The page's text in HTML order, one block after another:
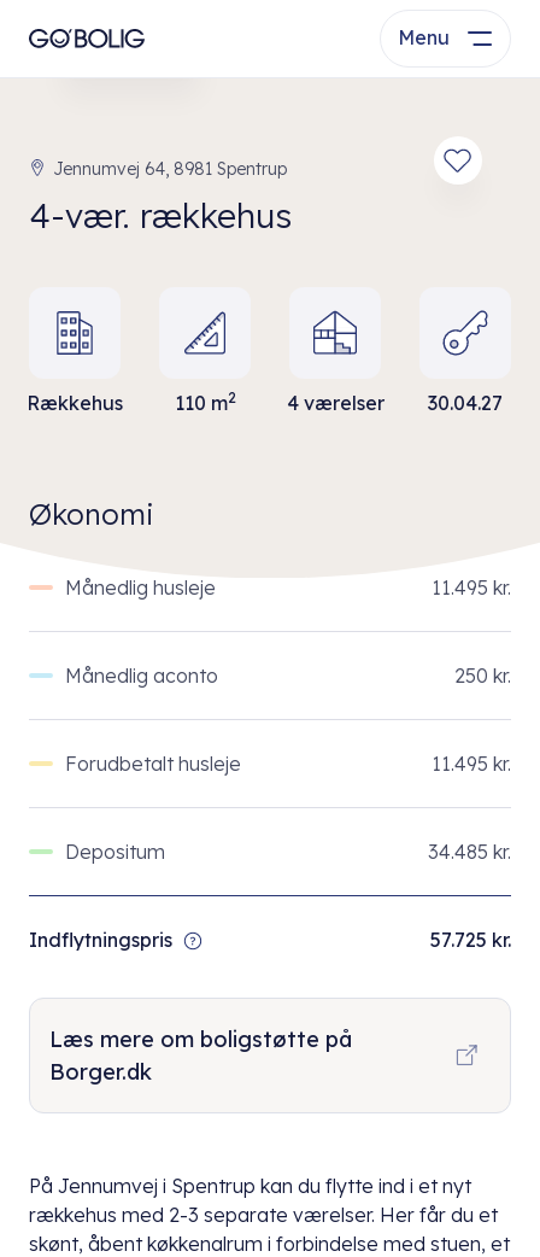
Menu
Se bolig
Jennumvej 64, 8981 Spentrup
4-vær. rækkehus
Rækkehus 110 m2 4 værelser 30.04.27
På Jennumvej i Spentrup kan du flytte ind i et nyt
rækkehus med 2-3 separate værelser. Her får du et
skønt, åbent køkkenalrum i forbindelse med stuen, et
Økonomi
Månedlig husleje 11.495 kr.
Månedlig aconto 250 kr.
Forudbetalt husleje 11.495 kr.
Depositum 34.485 kr.
Indflytningspris 57.725 kr.
Læs mere om boligstøtte på
Borger.dk